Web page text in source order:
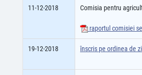
11-12-2018 Comisia pentru
raportul comisiei
19-12-2018 înscris pe ordinea de